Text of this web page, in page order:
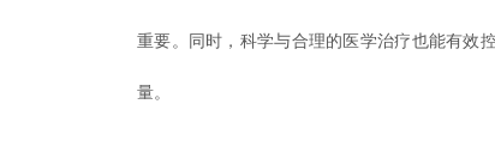
重要。同时，科学与合理的医学治疗也能有效
量。